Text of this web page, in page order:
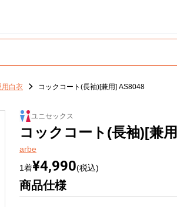
用白衣 コックコート(長袖)[兼用] AS8048
ユニセックス
コックコート(長袖)[兼
arbe
1着¥4,990(税込)
商品仕様